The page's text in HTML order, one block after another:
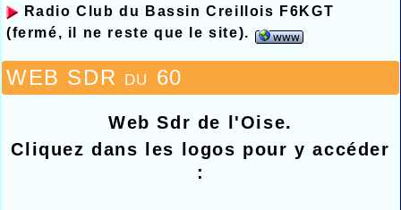
Radio Club du Bassin Creillois F6KGT
(fermé, il ne reste que le site).
WEB SDR du 60
Web Sdr de l'Oise.
Cliquez dans les logos pour y accéder
: